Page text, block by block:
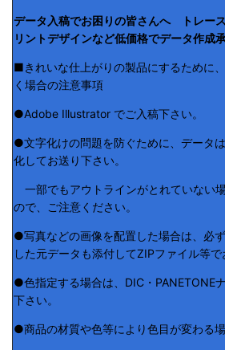
データ入稿でお困りの皆さんへ トレー
リントデザインなど低価格でデータ作成
■きれいな仕上がりの製品にするために
く場合の注意事項
●Adobe Illustrator でご入稿下さい。
●文字化けの問題を防ぐために、データ
化してお送り下さい。
一部でもアウトラインがとれていない
ので、ご注意ください。
●写真などの画像を配置した場合は、必
した元データも添付してZIPファイル等で
●色指定する場合は、DIC・PANETONE
下さい。
●商品の材質や色等により色目が変わる場